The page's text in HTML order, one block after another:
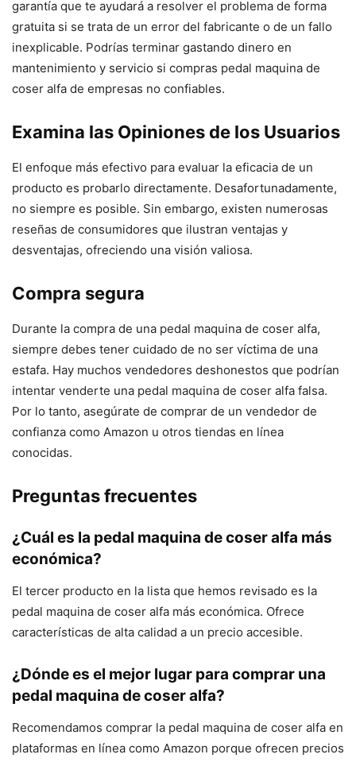
garantía que te ayudará a resolver el problema de forma
gratuita si se trata de un error del fabricante o de un fallo
inexplicable. Podrías terminar gastando dinero en
mantenimiento y servicio si compras pedal maquina de
coser alfa de empresas no confiables.
Examina las Opiniones de los Usuarios
El enfoque más efectivo para evaluar la eficacia de un
producto es probarlo directamente. Desafortunadamente,
no siempre es posible. Sin embargo, existen numerosas
reseñas de consumidores que ilustran ventajas y
desventajas, ofreciendo una visión valiosa.
Compra segura
Durante la compra de una pedal maquina de coser alfa,
siempre debes tener cuidado de no ser víctima de una
estafa. Hay muchos vendedores deshonestos que podrían
intentar venderte una pedal maquina de coser alfa falsa.
Por lo tanto, asegúrate de comprar de un vendedor de
confianza como Amazon u otros tiendas en línea
conocidas.
Preguntas frecuentes
¿Cuál es la pedal maquina de coser alfa más
económica?
El tercer producto en la lista que hemos revisado es la
pedal maquina de coser alfa más económica. Ofrece
características de alta calidad a un precio accesible.
¿Dónde es el mejor lugar para comprar una
pedal maquina de coser alfa?
Recomendamos comprar la pedal maquina de coser alfa en
plataformas en línea como Amazon porque ofrecen precios